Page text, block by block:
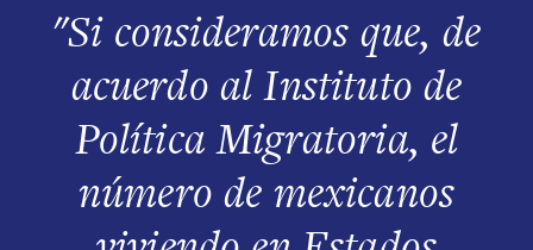
"Si consideramos que, de
acuerdo al Instituto de
Política Migratoria, el
número de mexicanos